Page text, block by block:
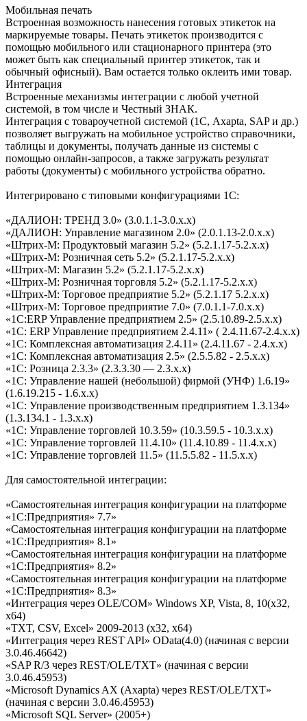
Мобильная печать
Встроенная возможность нанесения готовых этикеток на
маркируемые товары. Печать этикеток производится с
помощью мобильного или стационарного принтера (это
может быть как специальный принтер этикеток, так и
обычный офисный). Вам остается только оклеить ими товар.
Интеграция
Встроенные механизмы интеграции с любой учетной
системой, в том числе и Честный ЗНАК.
Интеграция с товароучетной системой (1С, Axapta, SAP и др.)
позволяет выгружать на мобильное устройство справочники,
таблицы и документы, получать данные из системы с
помощью онлайн-запросов, а также загружать результат
работы (документы) с мобильного устройства обратно.
Интегрировано с типовыми конфигурациями 1С:
«ДАЛИОН: ТРЕНД 3.0» (3.0.1.1-3.0.x.x)
«ДАЛИОН: Управление магазином 2.0» (2.0.1.13-2.0.x.x)
«Штрих-М: Продуктовый магазин 5.2» (5.2.1.17-5.2.х.х)
«Штрих-М: Розничная сеть 5.2» (5.2.1.17-5.2.х.х)
«Штрих-М: Магазин 5.2» (5.2.1.17-5.2.х.х)
«Штрих-М: Розничная торговля 5.2» (5.2.1.17-5.2.х.х)
«Штрих-М: Торговое предприятие 5.2» (5.2.1.17 5.2.х.х)
«Штрих-М: Торговое предприятие 7.0» (7.0.1.1-7.0.х.х)
«1С:ERP Управление предприятием 2.5» (2.5.10.89-2.5.х.х)
«1С: ERP Управление предприятием 2.4.11» ( 2.4.11.67-2.4.x.x)
«1С: Комплексная автоматизация 2.4.11» (2.4.11.67 - 2.4.x.x)
«1С: Комплексная автоматизация 2.5» (2.5.5.82 - 2.5.x.x)
«1С: Розница 2.3.3» (2.3.3.30 — 2.3.x.x)
«1С: Управление нашей (небольшой) фирмой (УНФ) 1.6.19»
(1.6.19.215 - 1.6.x.x)
«1С: Управление производственным предприятием 1.3.134»
(1.3.134.1 - 1.3.x.x)
«1С: Управление торговлей 10.3.59» (10.3.59.5 - 10.3.x.x)
«1С: Управление торговлей 11.4.10» (11.4.10.89 - 11.4.x.x)
«1С: Управление торговлей 11.5» (11.5.5.82 - 11.5.x.x)
Для самостоятельной интеграции:
«Самостоятельная интеграция конфигурации на платформе
«1С:Предприятия» 7.7»
«Самостоятельная интеграция конфигурации на платформе
«1С:Предприятия» 8.1»
«Самостоятельная интеграция конфигурации на платформе
«1С:Предприятия» 8.2»
«Самостоятельная интеграция конфигурации на платформе
«1С:Предприятия» 8.3»
«Интеграция через OLE/COM» Windows XP, Vista, 8, 10(x32,
x64)
«TXT, CSV, Excel» 2009-2013 (x32, x64)
«Интеграция через REST API» OData(4.0) (начиная с версии
3.0.46.46642)
«SAP R/3 через REST/OLE/TXT» (начиная с версии
3.0.46.45953)
«Microsoft Dynamics AX (Axapta) через REST/OLE/TXT»
(начиная с версии 3.0.46.45953)
«Microsoft SQL Server» (2005+)